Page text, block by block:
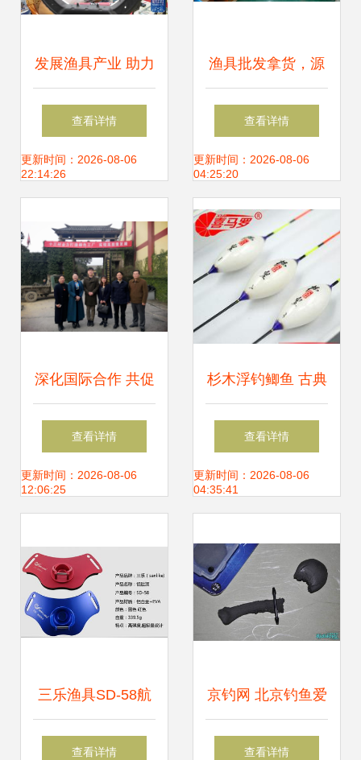
发展渔具产业 助力
乡村振兴
查看详情
更新时间：2026-08-06
22:14:26
渔具批发拿货，源
头工厂最划算！渔
具销售秘籍大公开
查看详情
更新时间：2026-08-06
04:25:20
深化国际合作 共促
渔具产业升级 韩国
国际发展合作促进
赴临调研渔具销售
查看详情
更新时间：2026-08-06
12:06:25
杉木浮钓鲫鱼 古典
渔具与现代销售的
艺术结合
查看详情
更新时间：2026-08-06
04:35:41
三乐渔具SD-58航
空铝合金肚顶海钓
查看详情
京钓网 北京钓鱼爱
好者的线上家园与
查看详情